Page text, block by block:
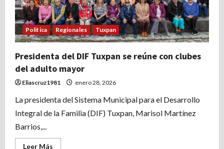
Politica Regionales Tuxpan
Presidenta del DIF Tuxpan se reúne con clubes
del adulto mayor
Eliascruz1981 enero 28, 2026
La presidenta del Sistema Municipal para el Desarrollo
Integral de la Familia (DIF) Tuxpan, Marisol Martínez
Barrios,...
Leer Más